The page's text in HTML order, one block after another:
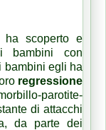
scoperto e
bambini con
bambini egli ha
regressione
parotite-
di attacchi
da parte dei